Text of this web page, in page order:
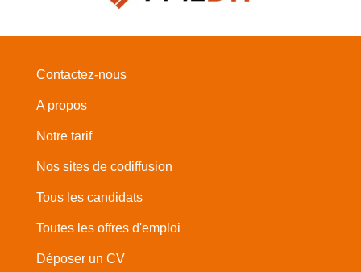
Contactez-nous
A propos
Notre tarif
Nos sites de codiffusion
Tous les candidats
Toutes les offres d'emploi
Déposer un CV